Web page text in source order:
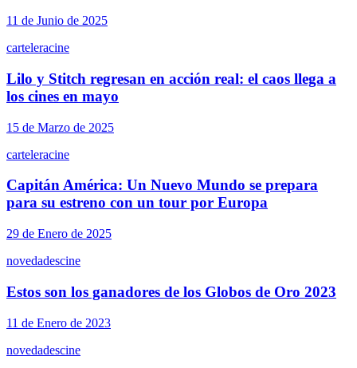
11 de Junio de 2025
carteleracine
Lilo y Stitch regresan en acción real: el caos llega a
los cines en mayo
15 de Marzo de 2025
carteleracine
Capitán América: Un Nuevo Mundo se prepara
para su estreno con un tour por Europa
29 de Enero de 2025
novedadescine
Estos son los ganadores de los Globos de Oro 2023
11 de Enero de 2023
novedadescine